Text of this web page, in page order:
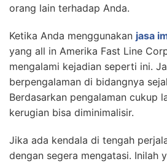
orang lain terhadap Anda.
Ketika Anda menggunakan jasa
yang all in Amerika Fast Line
mengalami kejadian seperti ini.
berpengalaman di bidangnya
Berdasarkan pengalaman cukup
kerugian bisa diminimalisir.
Jika ada kendala di tengah
dengan segera mengatasi. Inilah